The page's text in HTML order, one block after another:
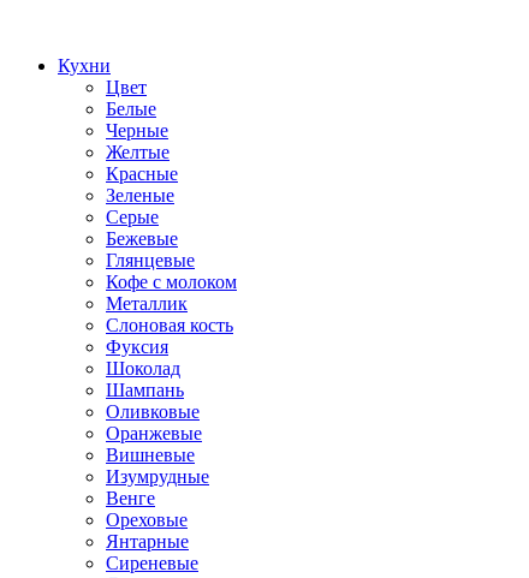
Кухни
Цвет
Белые
Черные
Желтые
Красные
Зеленые
Серые
Бежевые
Глянцевые
Кофе с молоком
Металлик
Слоновая кость
Фуксия
Шоколад
Шампань
Оливковые
Оранжевые
Вишневые
Изумрудные
Венге
Ореховые
Янтарные
Сиреневые